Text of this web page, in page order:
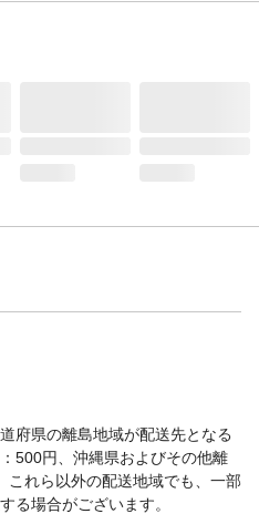
府県の離島地域が配送先となる
500円、沖縄県およびその他離
これら以外の配送地域でも、一部
る場合がございます。